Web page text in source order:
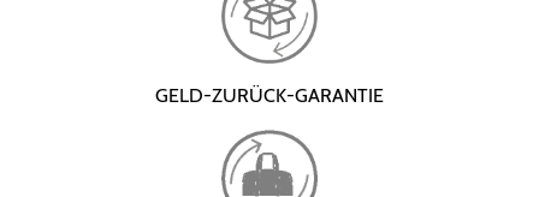
GELD-ZURÜCK-GARANTIE